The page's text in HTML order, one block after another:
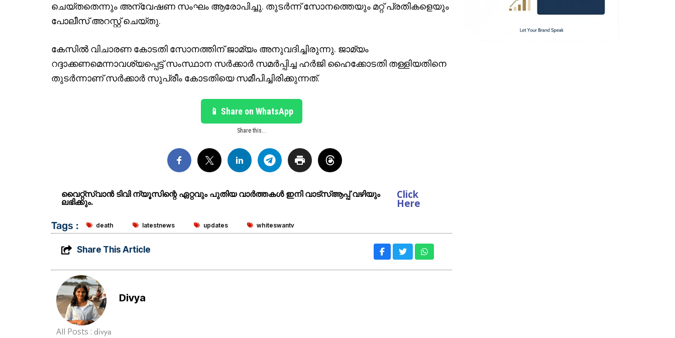
ചെയ്തതെന്നും അന്വേഷണ സംഘം ആരോപിച്ചു. തുടർന്ന് സോനത്തെയും മറ്റ് പ്രതികളെയും
പോലീസ് അറസ്റ്റ് ചെയ്തു.
കേസിൽ വിചാരണ കോടതി സോനത്തിന് ജാമ്യം അനുവദിച്ചിരുന്നു. ജാമ്യം
റദ്ദാക്കണമെന്നാവശ്യപ്പെട്ട് സംസ്ഥാന സർക്കാർ സമർപ്പിച്ച ഹർജി ഹൈക്കോടതി തള്ളിയതിനെ
തുടർന്നാണ് സർക്കാർ സുപ്രീം കോടതിയെ സമീപിച്ചിരിക്കുന്നത്.
📱 Share on WhatsApp
Share this...
വൈറ്റ്സ്വാൻ ടിവി ന്യൂസിന്റെ ഏറ്റവും പുതിയ വാർത്തകൾ ഇനി വാട്സ്ആപ്പ് വഴിയും
ലഭിക്കും.
Click
Here
Tags : death latestnews updates whiteswantv
Share This Article
Divya
All Posts : divya